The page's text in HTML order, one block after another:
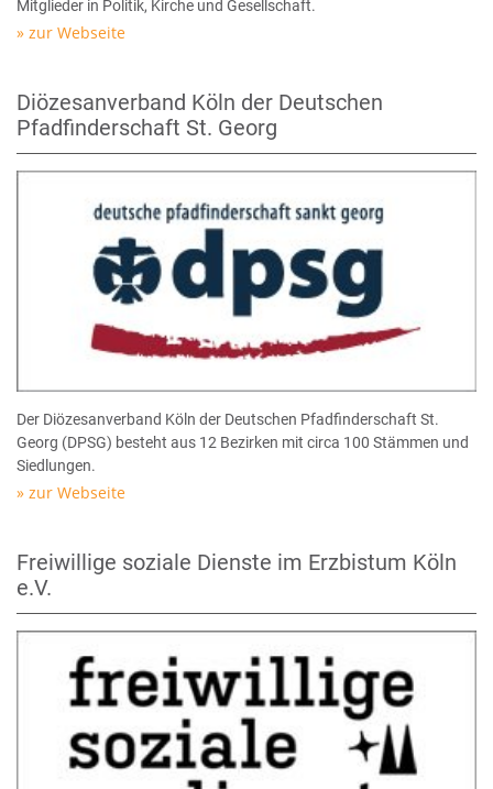
Mitglieder in Politik, Kirche und Gesellschaft.
zur Webseite
Diözesanverband Köln der Deutschen
Pfadfinderschaft St. Georg
Der Diözesanverband Köln der Deutschen Pfadfinderschaft St.
Georg (DPSG) besteht aus 12 Bezirken mit circa 100 Stämmen und
Siedlungen.
zur Webseite
Freiwillige soziale Dienste im Erzbistum Köln
e.V.